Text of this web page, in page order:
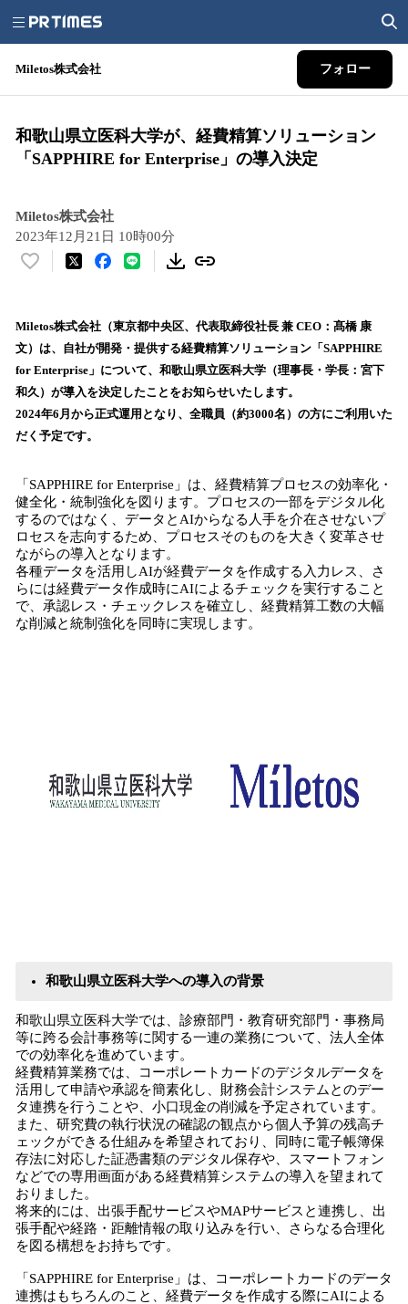
Miletos株式会社 フォロー
和歌山県立医科大学が、経費精算ソリューション
「SAPPHIRE for Enterprise」の導入決定
Miletos株式会社
2023年12月21日 10時00分
い
！
数
を
読
み
込
み
で
す
Miletos株式会社（東京都中央区、代表取締役社長 兼 CEO：髙橋 康
文）は、自社が開発・提供する経費精算ソリューション「SAPPHIRE
for Enterprise」について、和歌山県立医科大学（理事長・学長：宮下
和久）が導入を決定したことをお知らせいたします。
2024年6月から正式運用となり、全職員（約3000名）の方にご利用いた
だく予定です。
「SAPPHIRE for Enterprise」は、経費精算プロセスの効率化・
健全化・統制強化を図ります。プロセスの一部をデジタル化
するのではなく、データとAIからなる人手を介在させないプ
ロセスを志向するため、プロセスそのものを大きく変革させ
ながらの導入となります。
各種データを活用しAIが経費データを作成する入力レス、さ
らには経費データ作成時にAIによるチェックを実行すること
で、承認レス・チェックレスを確立し、経費精算工数の大幅
な削減と統制強化を同時に実現します。
和歌山県立医科大学への導入の背景
和歌山県立医科大学では、診療部門・教育研究部門・事務局
等に跨る会計事務等に関する一連の業務について、法人全体
での効率化を進めています。
経費精算業務では、コーポレートカードのデジタルデータを
活用して申請や承認を簡素化し、財務会計システムとのデー
タ連携を行うことや、小口現金の削減を予定されています。
また、研究費の執行状況の確認の観点から個人予算の残高チ
ェックができる仕組みを希望されており、同時に電子帳簿保
存法に対応した証憑書類のデジタル保存や、スマートフォン
などでの専用画面がある経費精算システムの導入を望まれて
おりました。
将来的には、出張手配サービスやMAPサービスと連携し、出
張手配や経路・距離情報の取り込みを行い、さらなる合理化
を図る構想をお持ちです。
「SAPPHIRE for Enterprise」は、コーポレートカードのデータ
連携はもちろんのこと、経費データを作成する際にAIによる